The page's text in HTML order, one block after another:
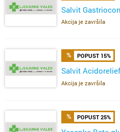
Salvit
Akcija je završila
POPUST 15%
Salvit
Akcija je završila
POPUST 25%